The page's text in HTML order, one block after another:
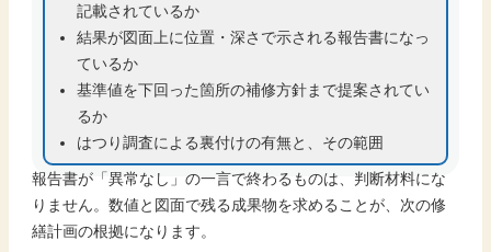
記載されているか
結果が図面上に位置・深さで示される報告書になっ
ているか
基準値を下回った箇所の補修方針まで提案されてい
るか
はつり調査による裏付けの有無と、その範囲
報告書が「異常なし」の一言で終わるものは、判断材料にな
りません。数値と図面で残る成果物を求めることが、次の修
繕計画の根拠になります。